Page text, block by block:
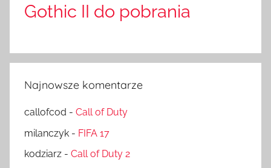
Gothic II do pobrania
Najnowsze komentarze
callofcod - Call of Duty
milanczyk - FIFA 17
kodziarz - Call of Duty 2